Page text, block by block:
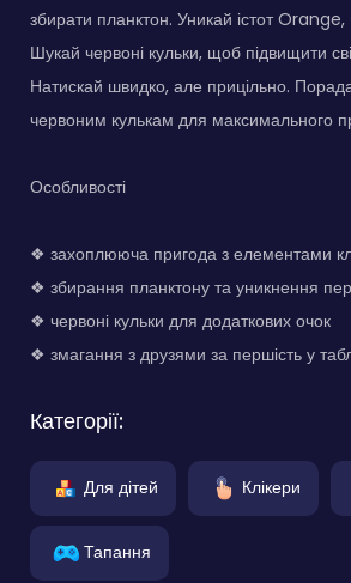
збирати планктон. Уникай істот
Шукай червоні кульки, щоб підвищити
Натискай швидко, але прицільно.
червоним кулькам для максимального
Особливості
❖ захоплююча пригода з елементами
❖ збирання планктону та уникнення
❖ червоні кульки для додаткових очок
❖ змагання з друзями за першість у
Категорії:
Для дітей Клікери
Тапання